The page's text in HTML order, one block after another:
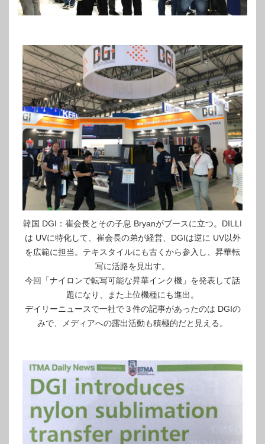
韓国 DGI：崔会長とその子息 Bryanがブースに立つ。DILLI
は UVに特化して、崔会長の弟が経営、DGIは逆に UV以外
を広範に担当。テキスタイルにも古くから参入し、昇華転
写に活路を見出す。
今回「ナイロンで転写可能な昇華インク機」を発表して話
題になり、また上位機種にも進出。
デイリーニュースで一社で３件の記事があったのは DGIの
みで、メディアへの露出活動も積極的だと見える。